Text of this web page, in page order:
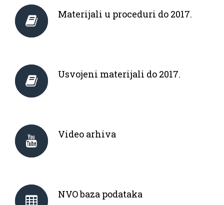
Materijali u proceduri do 2017.
Usvojeni materijali do 2017.
Video arhiva
NVO baza podataka